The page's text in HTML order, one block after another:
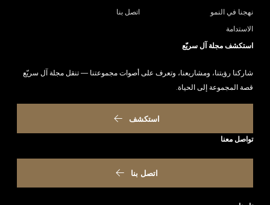
نهجنا في النمو
اتصل بنا
الاستدامة
استكشف مجلة آل سريّع
شاركنا رؤيتنا، ومشاريعنا، وتعرف على أصوات مجموعتنا — تنقل مجلة آل سريّع
قصة المجموعة إلى الحياة.
استكشف
تواصل معنا
اتصل بنا